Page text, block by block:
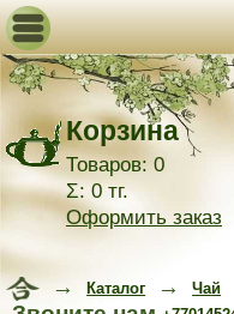
Корзина
Товаров: 0
Σ: 0 тг.
Оформить заказ
→Каталог →Чай